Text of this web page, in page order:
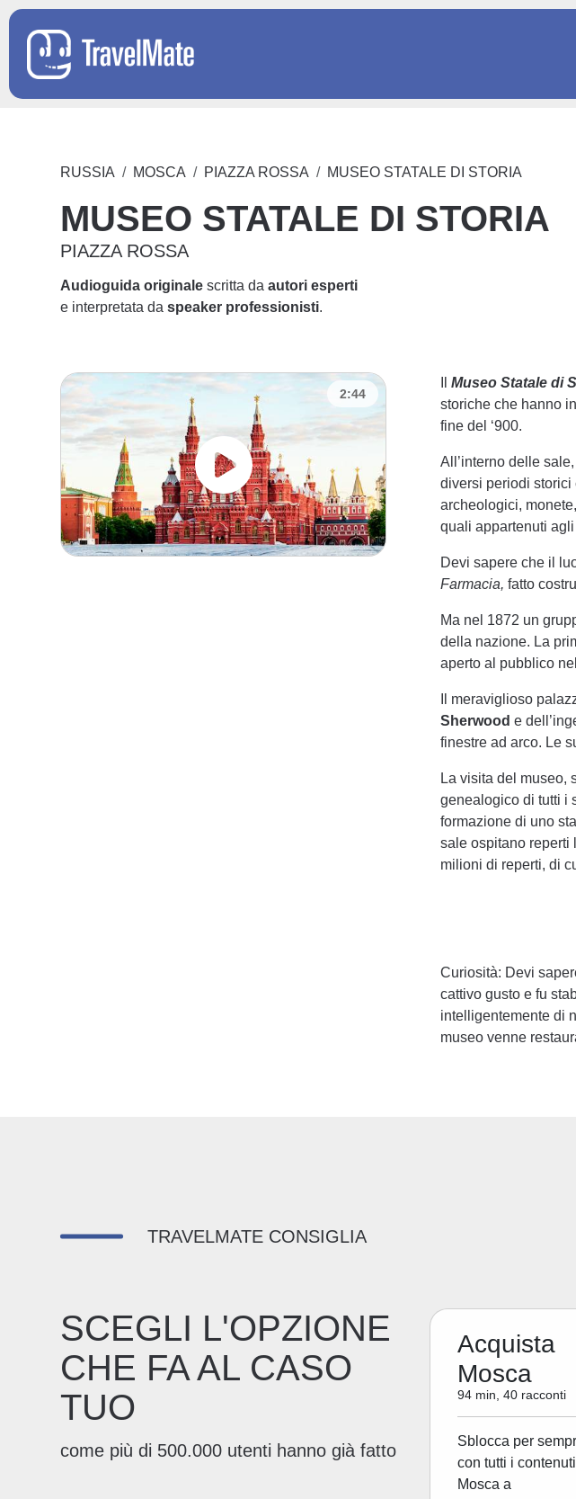
RUSSIA MOSCA PIAZZA ROSSA MUSEO STATALE DI STORIA
MUSEO STATALE DI STORIA
PIAZZA ROSSA
Audioguida originale scritta daautori esperti
e interpretata daspeaker professionisti.
2:44
IlMuseo Statale di
storiche che hanno
fine del ‘900.
All’interno delle
diversi periodi storici
archeologici,
quali appartenuti agli
Devi sapere che il
Farmacia, fatto
Ma nel 1872 un
della nazione. La
aperto al pubblico
Il meraviglioso
Sherwood e
finestre ad arco. Le
La visita del museo,
genealogico di tutti i
formazione di uno
sale ospitano reperti
milioni di reperti, di
Curiosità: Devi
cattivo gusto e fu
intelligentemente di
museo venne
TRAVELMATE CONSIGLIA
SCEGLI L'OPZIONE
CHE FA AL CASO
TUO
come più di 500.000 utenti hanno già fatto
Acquista
Mosca
94 min, 40 racconti
Sblocca per
con tutti i
Mosca a